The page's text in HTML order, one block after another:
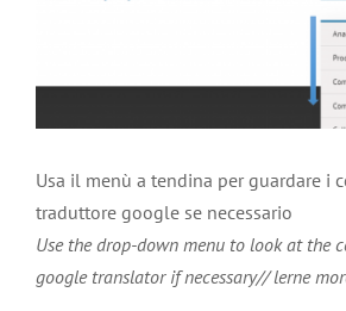
immagine
Usa il menù a tendina per guardare i
traduttore google se necessario
Use the drop-down menu to look at the
google translator if necessary// lerne